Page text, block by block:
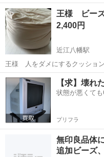
す。 ★お持ち帰り特価★ お持ち帰り特価につき無料配送サービスの対
象外です。 ■清掃済みです■ 無印良品の人気商品、体にフィットする
ソファです...
滋賀 彦根市 ソファ
王様 ビ
2,400円
近江八幡駅
王様 人をダメにするクッショ
す。特に目立った汚れはありま
綺麗です。 大きさ 縦110㎝ 横１３０㎝ くらいです。 どこにでも
気軽におけて 向きによったら
滋賀 近江八幡市 近江八
【求】壊れ
状態が悪くて
プリフラ
無印良品体
追加ビーズ